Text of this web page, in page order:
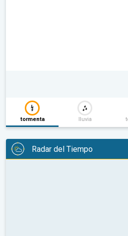
tormenta lluvia
Radar del Tiempo